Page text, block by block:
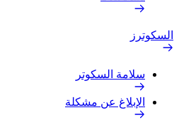
السكوترز
سلامة السكوتر
الإبلاغ عن مشكلة